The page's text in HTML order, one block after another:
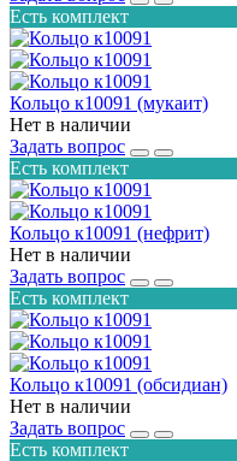
Есть комплект
Кольцо к10091 (мукаит)
Нет в наличии
Задать вопрос
Есть комплект
Кольцо к10091 (нефрит)
Нет в наличии
Задать вопрос
Есть комплект
Кольцо к10091 (обсидиан)
Нет в наличии
Задать вопрос
Есть комплект